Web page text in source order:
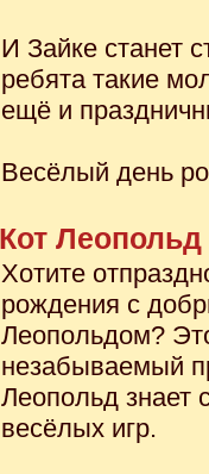
И Зайке станет
ребята такие
ещё и
Весёлый день
Кот Леопольд
Хотите
рождения с
Леопольдом?
незабываемый
Леопольд знает
весёлых игр.